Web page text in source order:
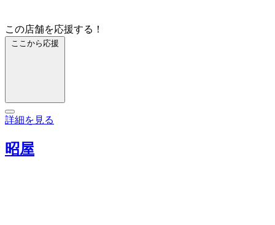
この店舗を応援する！
ここから応援
詳細を見る
昭屋